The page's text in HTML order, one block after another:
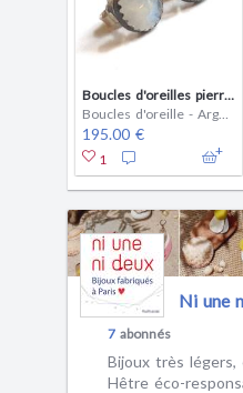
Boucles d'oreilles pierres de lune
Boucles d'oreille - Argent (925)
195.00 €
1
Ni une
7 abonnés
Bijoux très légers,
Hêtre éco-